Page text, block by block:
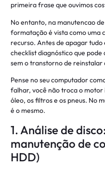
primeira frase que ouvimos
No entanto, na manutencao
formatação é vista como uma
recurso. Antes de apagar
checklist diagnóstico que pode
sem o transtorno de reinstalar
Pense no seu computador
falhar, você não troca o
óleo, os filtros e os pneus. No
é o mesmo.
1. Análise de
manutenção de
HDD)